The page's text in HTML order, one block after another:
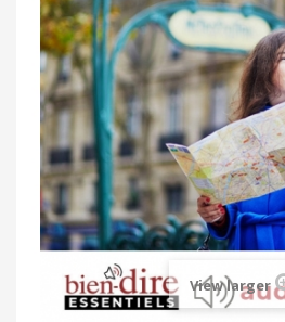
View larger